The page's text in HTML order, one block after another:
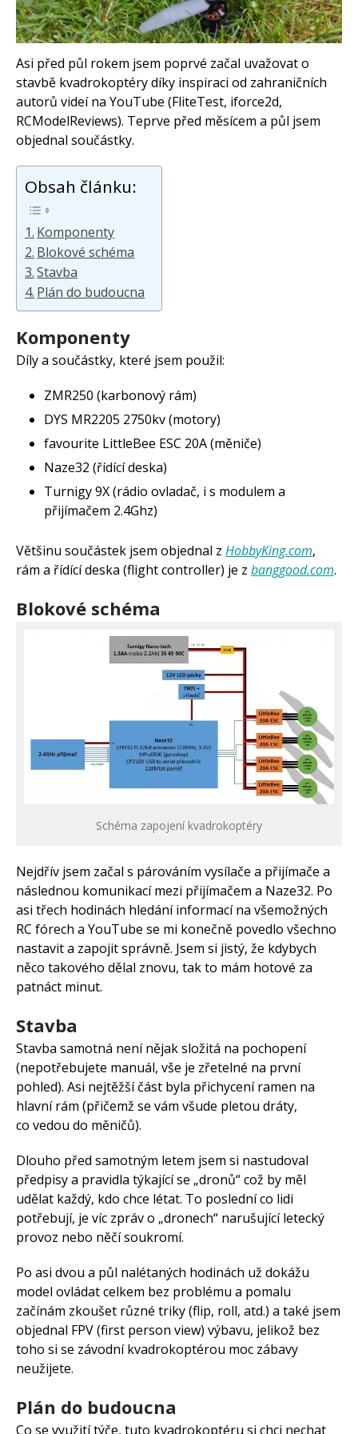
Arduino se Zbyškem Vodou
Arduino v příkladech
Arduino roboti
Makeblock
Micro:bit
Videa
Koupit
Asi před půl rokem jsem poprvé začal uvažovat o
stavbě kvadrokoptéry díky inspiraci od zahraničních
autorů videí na YouTube (FliteTest, iforce2d,
RCModelReviews). Teprve před měsícem a půl jsem
objednal součástky.
Obsah článku:
Komponenty
Blokové schéma
Stavba
Plán do budoucna
Komponenty
Díly a součástky, které jsem použil:
ZMR250 (karbonový rám)
DYS MR2205 2750kv (motory)
favourite LittleBee ESC 20A (měniče)
Naze32 (řídící deska)
Turnigy 9X (rádio ovladač, i s modulem a
přijímačem 2.4Ghz)
Většinu součástek jsem objednal z HobbyKing.com,
rám a řídící deska (flight controller) je z banggood.com.
Blokové schéma
Schéma zapojení kvadrokoptéry
Nejdřív jsem začal s párováním vysílače a přijímače a
následnou komunikací mezi přijímačem a Naze32. Po
asi třech hodinách hledání informací na všemožných
RC fórech a YouTube se mi konečně povedlo všechno
nastavit a zapojit správně. Jsem si jistý, že kdybych
něco takového dělal znovu, tak to mám hotové za
patnáct minut.
Stavba
Stavba samotná není nějak složitá na pochopení
(nepotřebujete manuál, vše je zřetelné na první
pohled). Asi nejtěžší část byla přichycení ramen na
hlavní rám (přičemž se vám všude pletou dráty,
co vedou do měničů).
Dlouho před samotným letem jsem si nastudoval
předpisy a pravidla týkající se „dronů“ což by měl
udělat každý, kdo chce létat. To poslední co lidi
potřebují, je víc zpráv o „dronech“ narušující letecký
provoz nebo něčí soukromí.
Po asi dvou a půl nalétaných hodinách už dokážu
model ovládat celkem bez problému a pomalu
začínám zkoušet různé triky (flip, roll, atd.) a také jsem
objednal FPV (first person view) výbavu, jelikož bez
toho si se závodní kvadrokoptérou moc zábavy
neužijete.
Plán do budoucna
Co se využití týče, tuto kvadrokoptéru si chci nechat